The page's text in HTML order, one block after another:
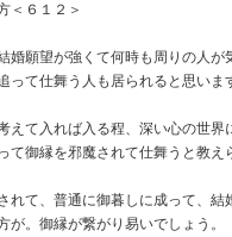
＜６１２＞
婚願望が強くて何時も周りの人が
って仕舞う人も居られると思いま
えて入れば入る程、深い心の世界
て御縁を邪魔されて仕舞うと教え
れて、普通に御暮しに成って、結
が。御縁が繋がり易いでしょう。